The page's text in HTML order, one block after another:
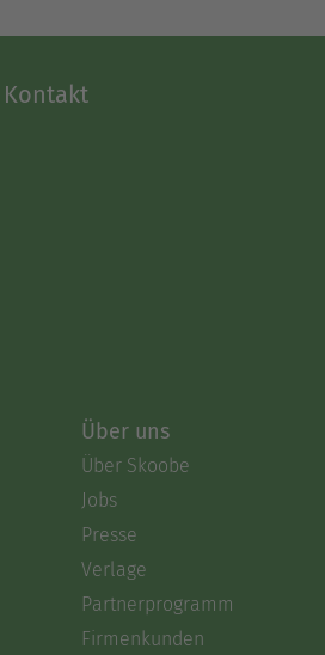
Über uns
Über Skoobe
Jobs
Presse
Verlage
Partnerprogramm
Firmenkunden